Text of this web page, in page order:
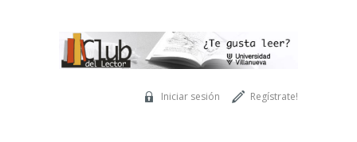
Regístrate!
Iniciar sesión